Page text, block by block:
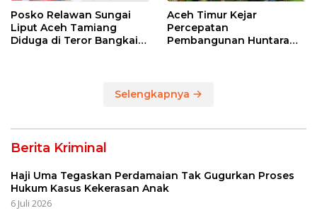
Posko Relawan Sungai
Liput Aceh Tamiang
Diduga di Teror Bangkai
Aceh Timur Kejar
Percepatan
Pembangunan Huntara
Selengkapnya
Berita Kriminal
Haji Uma Tegaskan Perdamaian Tak Gugurkan Proses
Hukum Kasus Kekerasan Anak
6 Juli 2026